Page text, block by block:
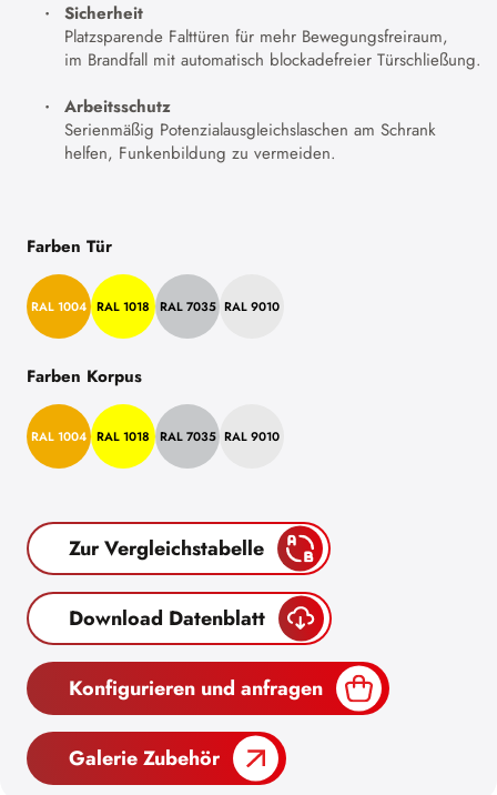
Sicherheit
Platzsparende Falttüren für mehr Bewegungsfreiraum,
im Brandfall mit automatisch blockadefreier Türschließung.
Arbeitsschutz
Serienmäßig Potenzialausgleichslaschen am Schrank
helfen, Funkenbildung zu vermeiden.
Farben Tür
RAL 1004 RAL 1018 RAL 7035 RAL 9010
Farben Korpus
RAL 1004 RAL 1018 RAL 7035 RAL 9010
Zur Vergleichstabelle
Download Datenblatt
Konfigurieren und anfragen
Galerie Zubehör